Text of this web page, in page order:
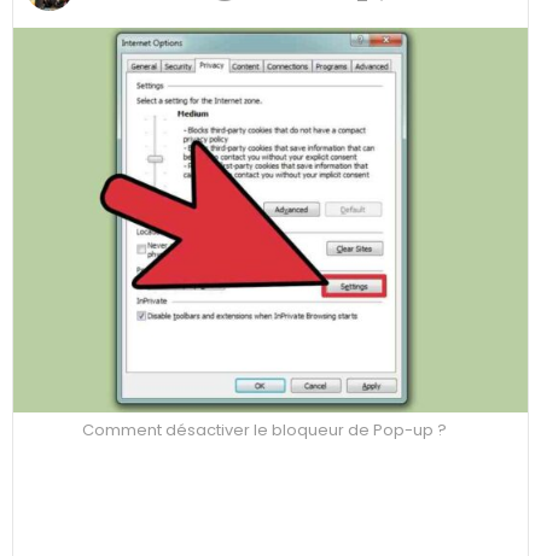
Comment désactiver le bloqueur de Pop-up ?